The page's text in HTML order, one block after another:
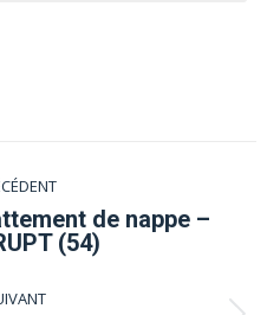
Onglet
précédent
de nappe –
(54)